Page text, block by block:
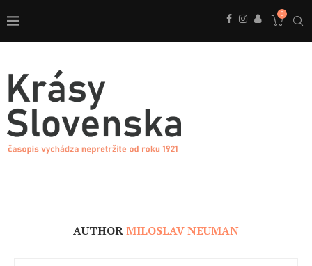
0
AUTHORMILOSLAV NEUMAN